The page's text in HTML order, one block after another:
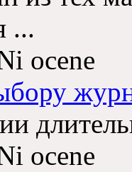
...
ocene
ocene